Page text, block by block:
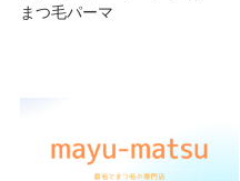
まつ毛パーマ